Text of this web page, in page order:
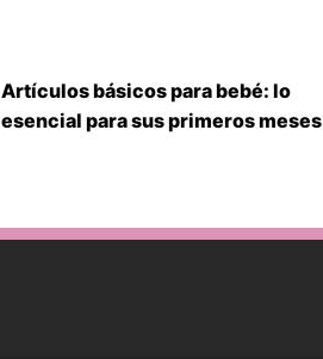
Artículos básicos para bebé: lo
esencial para sus primeros meses